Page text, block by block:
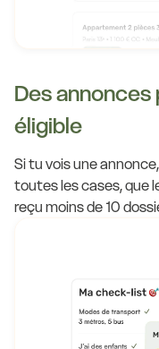
Des
éligible
Si tu vois une
toutes les cases, que
reçu moins de 10